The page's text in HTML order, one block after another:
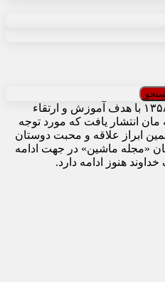
«مجله ماشین» از مهرماه سال ۱۳۵۸ با هدف آموزش و ارتقاء
انتشار یافت که مورد توجه
ابراز علاقه و محبت دوستان
«مجله ماشین» در جهت ادامه
هنوز ادامه دارد.